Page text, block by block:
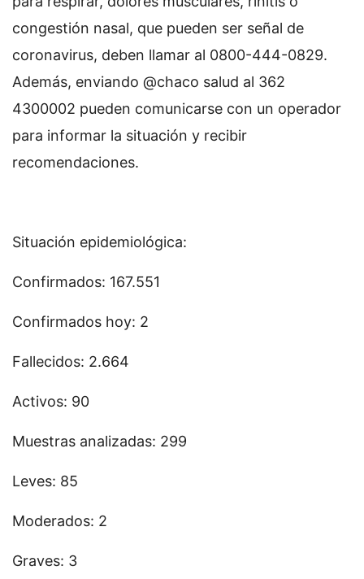
congestión nasal, que pueden ser señal de
coronavirus, deben llamar al 0800-444-0829.
Además, enviando @chaco salud al 362
4300002 pueden comunicarse con un operador
para informar la situación y recibir
recomendaciones.
Situación epidemiológica:
Confirmados: 167.551
Confirmados hoy: 2
Fallecidos: 2.664
Activos: 90
Muestras analizadas: 299
Leves: 85
Moderados: 2
Graves: 3